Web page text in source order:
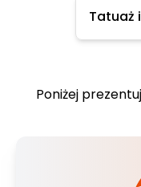
Tatuaż
Poniżej